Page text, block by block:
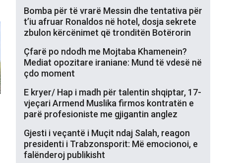
Bomba për të vrarë Messin dhe tentativa për
t’iu afruar Ronaldos në hotel, dosja sekrete
zbulon kërcënimet që tronditën Botërorin
Çfarë po ndodh me Mojtaba Khamenein?
Mediat opozitare iraniane: Mund të vdesë në
çdo moment
E kryer/ Hap i madh për talentin shqiptar, 17-
vjeçari Armend Muslika firmos kontratën e
parë profesioniste me gjigantin anglez
Gjesti i veçantë i Muçit ndaj Salah, reagon
presidenti i Trabzonsporit: Më emocionoi, e
falënderoj publikisht